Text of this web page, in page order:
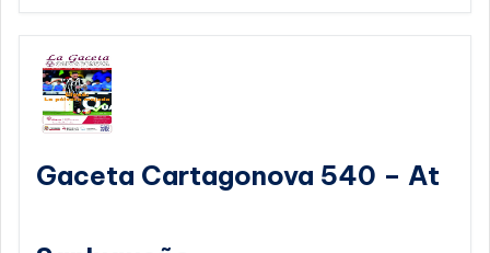
Gaceta Cartagonova 540 – At